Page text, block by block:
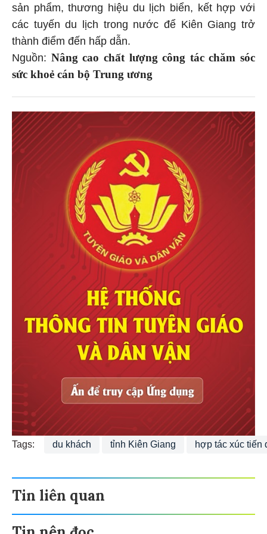
sản phẩm, thương hiệu du lịch biển, kết hợp với
các tuyến du lịch trong nước để Kiên Giang trở
thành điểm đến hấp dẫn.
Nguồn: Nâng cao chất lượng công tác chăm sóc
sức khoẻ cán bộ Trung ương
Tags: du khách tỉnh Kiên Giang hợp tác xúc tiến
Tin liên quan